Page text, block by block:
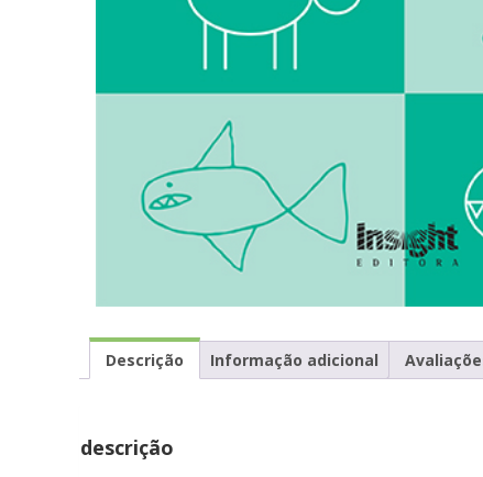
Descrição Informação adicional
descrição